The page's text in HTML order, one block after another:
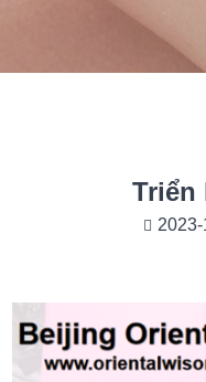
Triển